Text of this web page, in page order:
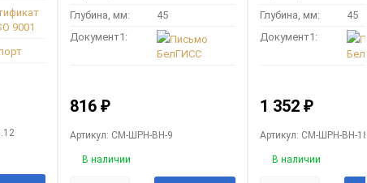
9001
Глубина, мм:
45
Документ1:
Письмо
БелГИСС
816 ₽
Артикул: CM-ШРН-ВН-9
В наличии
Глубина, мм:
45
Документ1:
1 352 ₽
Артикул: CM-ШРН-ВН-
В наличии